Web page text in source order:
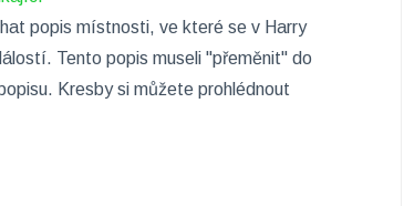
popis místnosti, ve které se v Harry
Tento popis museli "přeměnit" do
Kresby si můžete prohlédnout